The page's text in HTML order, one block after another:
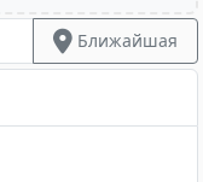
Ближайшая